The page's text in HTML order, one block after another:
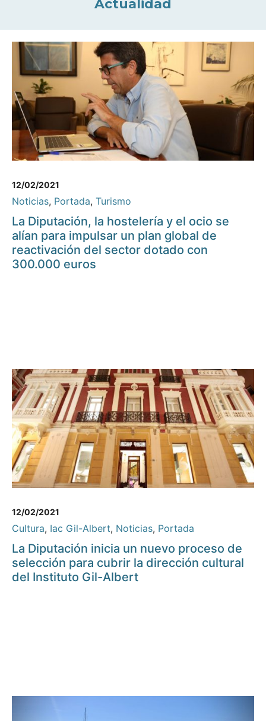
Actualidad
12/02/2021
Noticias, Portada, Turismo
La Diputación, la hostelería y el ocio se
alían para impulsar un plan global de
reactivación del sector dotado con
300.000 euros
12/02/2021
Cultura, Iac Gil-Albert, Noticias, Portada
La Diputación inicia un nuevo proceso de
selección para cubrir la dirección cultural
del Instituto Gil-Albert